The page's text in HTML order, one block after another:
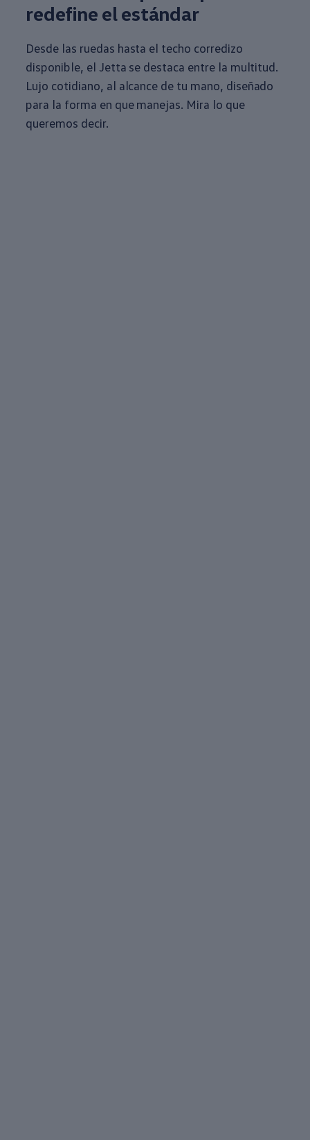
redefine el estándar
Desde las ruedas hasta el techo corredizo
disponible, el Jetta se destaca entre la multitud.
Lujo cotidiano, al alcance de tu mano, diseñado
para la forma en que manejas. Mira lo que
queremos decir.